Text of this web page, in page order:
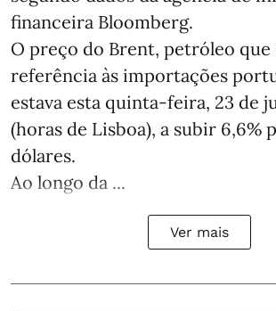
financeira Bloomberg.
O preço do Brent, petróleo que
referência às importações
estava esta quinta-feira, 23 de
(horas de Lisboa), a subir 6,6%
dólares.
Ao longo da ...
Ver mais